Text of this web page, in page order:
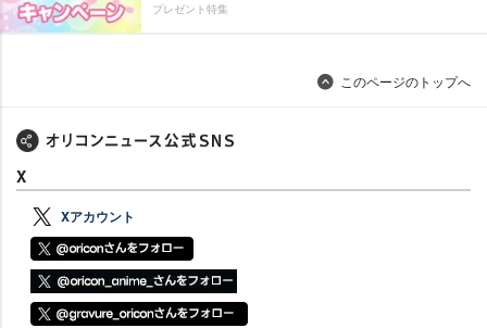
プレゼント特集
このページのトップへ
X
Xアカウント